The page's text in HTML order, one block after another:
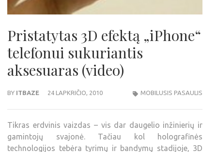
Pristatytas 3D efektą „iPhone“
telefonui sukuriantis
aksesuaras (video)
BY ITBAZE 24 LAPKRIČIO, 2010 MOBILUSIS PASAULIS
Tikras erdvinis vaizdas – vis dar daugelio inžinierių ir
gamintojų svajonė. Tačiau kol holografinės
technologijos tebėra tyrimų ir bandymų stadijoje, 3D